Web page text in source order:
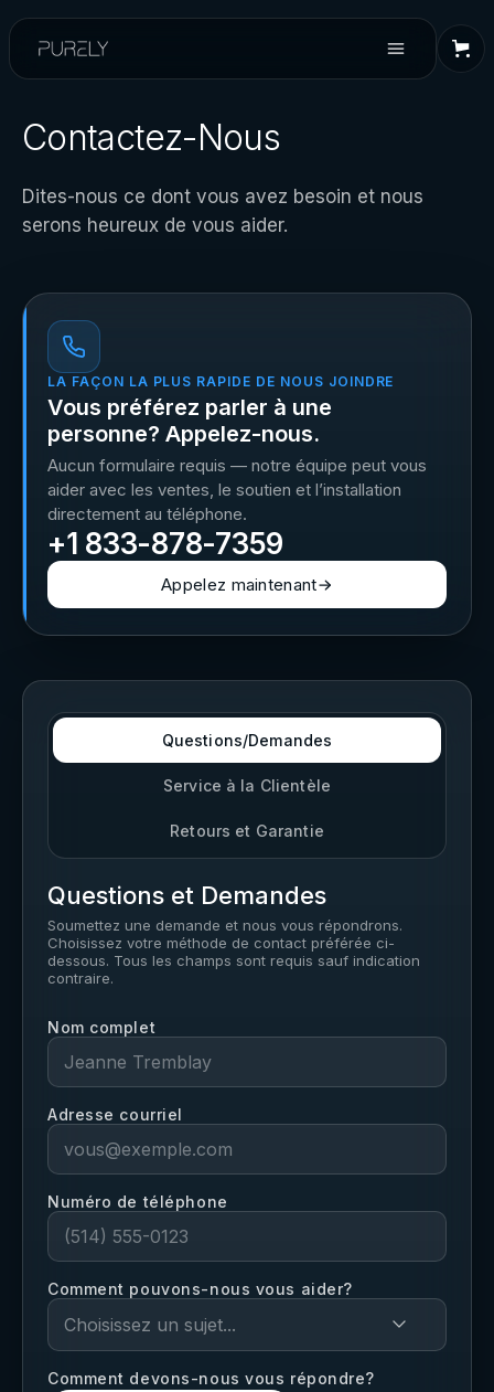
Contactez-Nous
Dites-nous ce dont vous avez besoin et nous
serons heureux de vous aider.
LA FAÇON LA PLUS RAPIDE DE NOUS JOINDRE
Vous préférez parler à une
personne? Appelez-nous.
Aucun formulaire requis — notre équipe peut vous
aider avec les ventes, le soutien et l’installation
directement au téléphone.
+1 833-878-7359
Appelez maintenant
Questions/Demandes
Service à la Clientèle
Retours et Garantie
Questions et Demandes
Soumettez une demande et nous vous répondrons.
Choisissez votre méthode de contact préférée ci-
dessous. Tous les champs sont requis sauf indication
contraire.
Nom complet
Adresse courriel
Numéro de téléphone
Comment pouvons-nous vous aider?
Choisissez un sujet...
Comment devons-nous vous répondre?